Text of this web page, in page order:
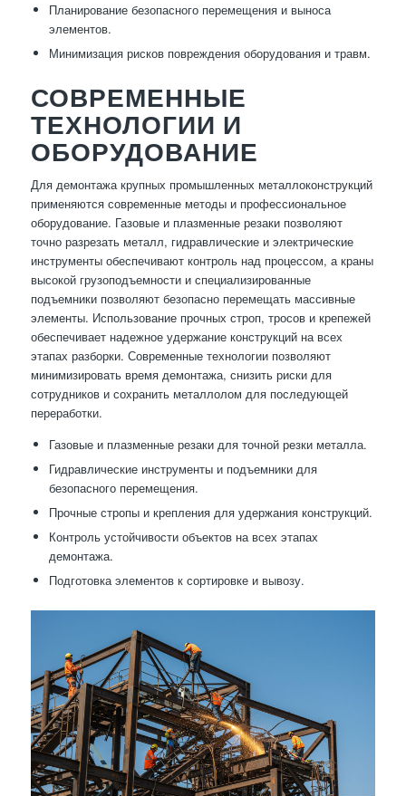
Планирование безопасного перемещения и выноса
элементов.
Минимизация рисков повреждения оборудования и травм.
СОВРЕМЕННЫЕ
ТЕХНОЛОГИИ И
ОБОРУДОВАНИЕ
Для демонтажа крупных промышленных металлоконструкций
применяются современные методы и профессиональное
оборудование. Газовые и плазменные резаки позволяют
точно разрезать металл, гидравлические и электрические
инструменты обеспечивают контроль над процессом, а краны
высокой грузоподъемности и специализированные
подъемники позволяют безопасно перемещать массивные
элементы. Использование прочных строп, тросов и крепежей
обеспечивает надежное удержание конструкций на всех
этапах разборки. Современные технологии позволяют
минимизировать время демонтажа, снизить риски для
сотрудников и сохранить металлолом для последующей
переработки.
Газовые и плазменные резаки для точной резки металла.
Гидравлические инструменты и подъемники для
безопасного перемещения.
Прочные стропы и крепления для удержания конструкций.
Контроль устойчивости объектов на всех этапах
демонтажа.
Подготовка элементов к сортировке и вывозу.